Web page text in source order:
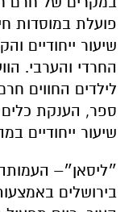
פועלת במוסדות
שיעור ייחודיים
החרדי והערבי.
לילדים החווים
ספר, הענקת כלים
שיעור ייחודיים
בירושלים